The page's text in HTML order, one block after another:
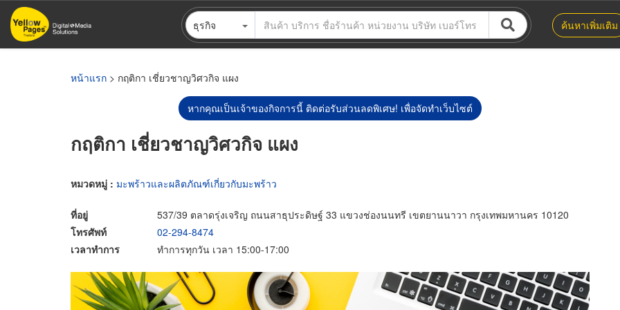
ข้าม
ไป
ธุรกิจ ค้นหาเพิ่มเติม
หน้าแรก > กฤติกา เชี่ยวชาญวิศวกิจ แผง
หากคุณเป็นเจ้าของกิจการนี้ ติดต่อรับส่วนลดพิเศษ! เพื่อจัดทำเว็บไซต์
กฤติกา เชี่ยวชาญวิศวกิจ แผง
หมวดหมู่ : มะพร้าวและผลิตภัณฑ์เกี่ยวกับมะพร้าว
ที่อยู่
537/39 ตลาดรุ่งเจริญ ถนนสาธุประดิษฐ์ 33 แขวงช่องนนทรี เขตยานนาวา กรุงเทพมหานคร 10120
โทรศัพท์
02-294-8474
เวลาทำการ
ทำการทุกวัน เวลา 15:00-17:00